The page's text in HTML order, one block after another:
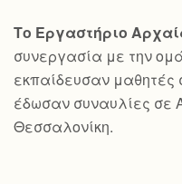
Το Εργαστήριο
συνεργασία με την
εκπαίδευσαν μαθητές
έδωσαν συναυλίες σε
Θεσσαλονίκη.